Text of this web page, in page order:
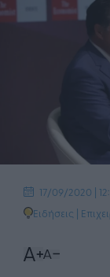
17/09/2020 |
Ειδήσεις |